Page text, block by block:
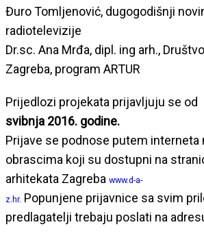
Đuro Tomljenović, dugogodišnji
radiotelevizije
Dr.sc. Ana Mrđa, dipl. ing arh.,
Zagreba, program ARTUR
Prijedlozi projekata prijavljuju se od
svibnja 2016. godine.
Prijave se podnose putem interneta
obrascima koji su dostupni na
arhitekata Zagreba www.d-a-
z.hr. Popunjene prijavnice sa svim
predlagatelji trebaju poslati na